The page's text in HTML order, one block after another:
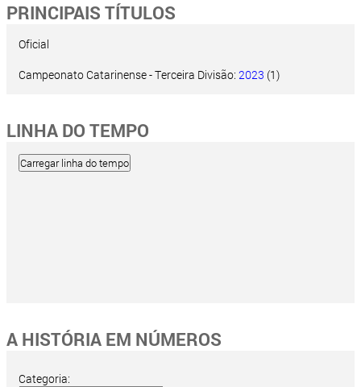
PRINCIPAIS TÍTULOS
Oficial
Campeonato Catarinense - Terceira Divisão: 2023 (1)
LINHA DO TEMPO
A HISTÓRIA EM NÚMEROS
Categoria: